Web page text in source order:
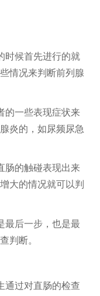
时候首先进行的就
情况来判断前列腺
的一些表现症状来
炎的，如尿频尿急
肠的触碰表现出来
大的情况就可以判
最后一步，也是最
判断。
通过对直肠的检查